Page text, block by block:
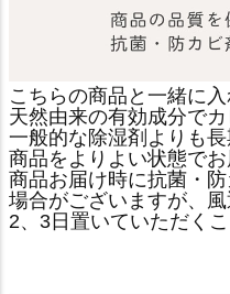
こちらの商品と一緒に
天然由来の有効成分でカ
一般的な除湿剤よりも
商品をよりよい状態で
商品お届け時に抗菌・
場合がございますが、
2、3日置いていただく